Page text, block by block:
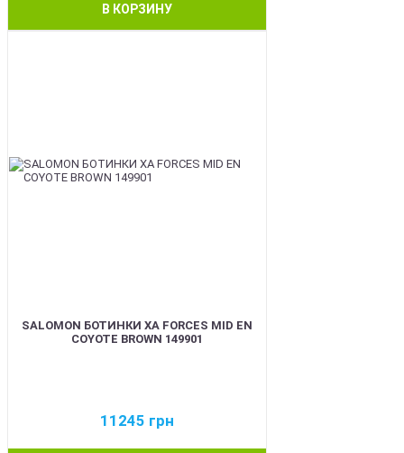
В КОРЗИНУ
SALOMON БОТИНКИ XA FORCES MID EN
COYOTE BROWN 149901
11245 грн